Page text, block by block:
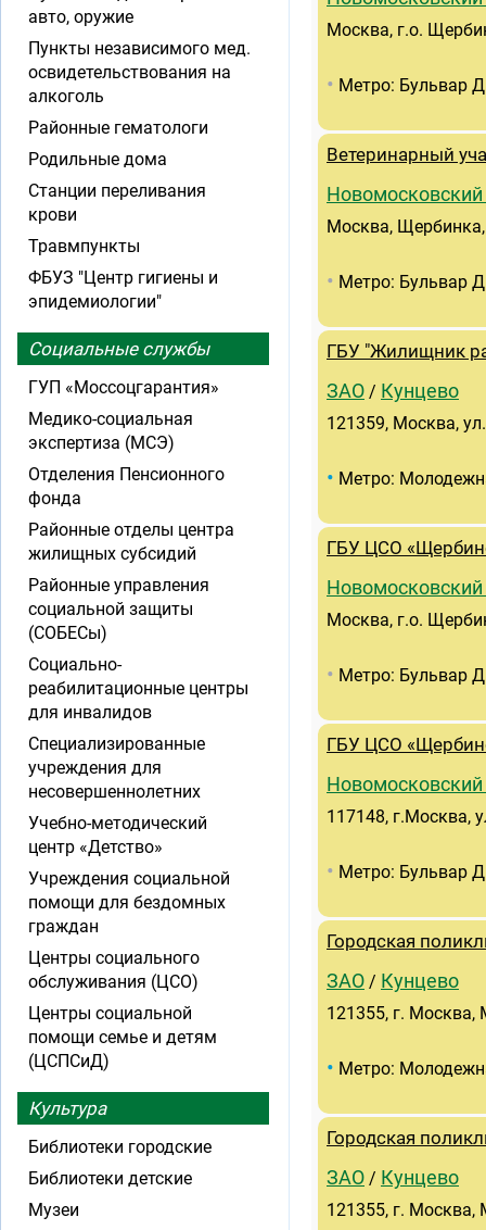
Москва, г.о.
• Метро: Бульвар
Ветеринарный
Москва, Щербинка,
• Метро: Бульвар
ГБУ "Жилищник
ЗАО / Кунцево
121359, Москва,
• Метро:
ГБУ ЦСО
Москва, г.о.
• Метро: Бульвар
ГБУ ЦСО
117148, г.Москва,
• Метро: Бульвар
Городская
ЗАО / Кунцево
121355, г. Москва,
• Метро:
Городская
ЗАО / Кунцево
121355, г. Москва,
авто, оружие
Пункты независимого мед.
освидетельствования на
алкоголь
Районные гематологи
Родильные дома
Станции переливания
крови
Травмпункты
ФБУЗ "Центр гигиены и
эпидемиологии"
Социальные службы
ГУП «Моссоцгарантия»
Медико-социальная
экспертиза (МСЭ)
Отделения Пенсионного
фонда
Районные отделы центра
жилищных субсидий
Районные управления
социальной защиты
(СОБЕСы)
Социально-
реабилитационные центры
для инвалидов
Специализированные
учреждения для
несовершеннолетних
Учебно-методический
центр «Детство»
Учреждения социальной
помощи для бездомных
граждан
Центры социального
обслуживания (ЦСО)
Центры социальной
помощи семье и детям
(ЦСПСиД)
Культура
Библиотеки городские
Библиотеки детские
Музеи